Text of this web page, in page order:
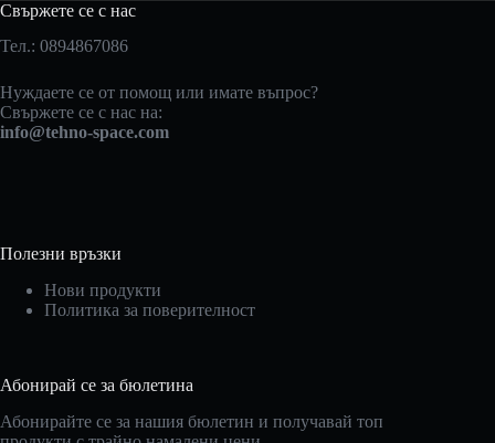
Свържете се с нас
Тел.: 0894867086
Нуждаете се от помощ или имате въпрос?
Свържете се с нас на:
info@tehno-space.com
Полезни връзки
Нови продукти
Политика за поверителност
Абонирай се за бюлетина
Абонирайте се за нашия бюлетин и получавай топ